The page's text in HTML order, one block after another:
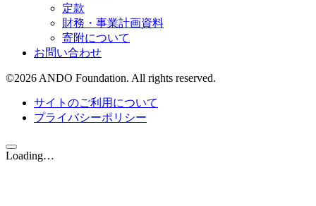
定款
財務・事業計画資料
寄附について
お問い合わせ
©2026 ANDO Foundation. All rights reserved.
サイトのご利用について
プライバシーポリシー
Loading…